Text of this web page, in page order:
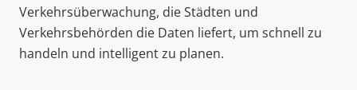
Verkehrsüberwachung, die Städten und
Verkehrsbehörden die Daten liefert, um schnell zu
handeln und intelligent zu planen.